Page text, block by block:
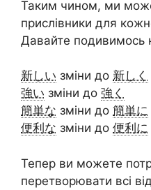
Таким чином, ми
прислівники для
Давайте подивимось
新しい зміни до 新しく
強い зміни до 強く
簡単な зміни до 簡単に
便利な зміни до 便利に
Тепер ви можете
перетворювати всі